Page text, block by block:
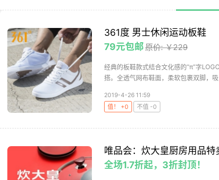
361度 男士休闲运动板鞋
79元包邮原价: ￥229
经典的板鞋款式结合文化感的“π”字
搭。全透气网布鞋面，柔软包裹双脚，
2019-4-26 11:59
值！ +0
不值 -0
唯品会：炊大皇厨房用品特
全场1.7折起，3折封顶！